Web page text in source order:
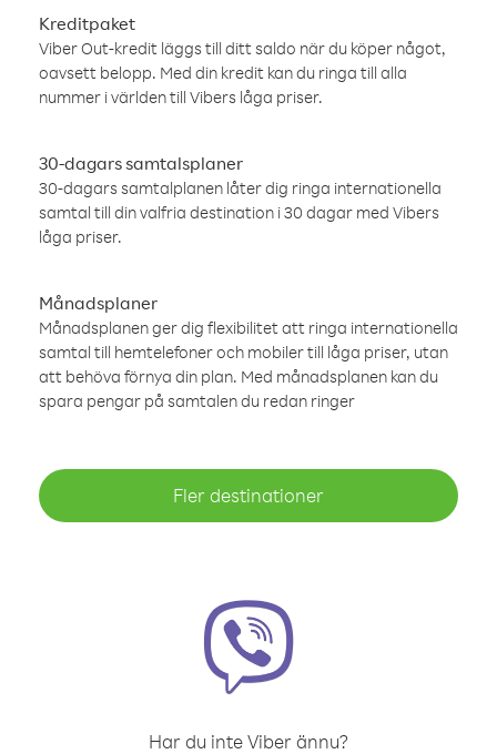
Kreditpaket
Viber Out-kredit läggs till ditt saldo när du köper något,
oavsett belopp. Med din kredit kan du ringa till alla
nummer i världen till Vibers låga priser.
30-dagars samtalsplaner
30-dagars samtalplanen låter dig ringa internationella
samtal till din valfria destination i 30 dagar med Vibers
låga priser.
Månadsplaner
Månadsplanen ger dig flexibilitet att ringa internationella
samtal till hemtelefoner och mobiler till låga priser, utan
att behöva förnya din plan. Med månadsplanen kan du
spara pengar på samtalen du redan ringer
Fler destinationer
Har du inte Viber ännu?